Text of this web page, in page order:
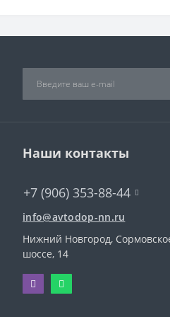
Наши контакты
+7 (906) 353-88-44
info@avtodop-nn.ru
Нижний Новгород,
шоссе, 14